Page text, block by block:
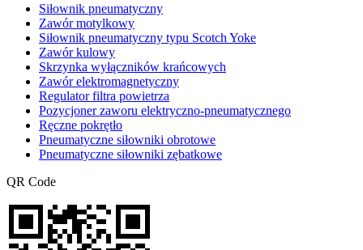
Siłownik pneumatyczny
Zawór motylkowy
Siłownik pneumatyczny typu Scotch Yoke
Zawór kulowy
Skrzynka wyłączników krańcowych
Zawór elektromagnetyczny
Regulator filtra powietrza
Pozycjoner zaworu elektryczno-pneumatycznego
Ręczne pokrętło
Pneumatyczne siłowniki obrotowe
Pneumatyczne siłowniki zębatkowe
QR Code